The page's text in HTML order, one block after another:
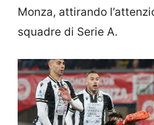
Monza, attirando
squadre di Serie A.